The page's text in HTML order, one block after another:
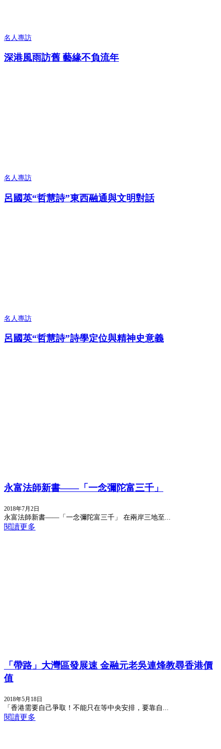
名人專訪
深港風雨訪舊 藝緣不負流年
名人專訪
呂國英“哲慧詩”東西融通與文明對話
名人專訪
呂國英“哲慧詩”詩學定位與精神史意義
永富法師新書——「一念彌陀富三千」
2018年7月2日
永富法師新書——「一念彌陀富三千」 在兩岸三地至...
閱讀更多
「帶路」大灣區發展速 金融元老吳連烽教尋香港價
值
2018年5月18日
「香港需要自己爭取！不能只在等中央安排，要靠自...
閱讀更多